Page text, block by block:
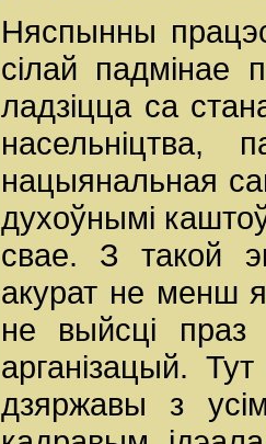
Няспынны
сілай падмінае
ладзіцца са
насельніцтва,
нацыянальная
духоўнымі
свае. З такой
акурат не менш
не выйсці праз
арганізацый.
дзяржавы з